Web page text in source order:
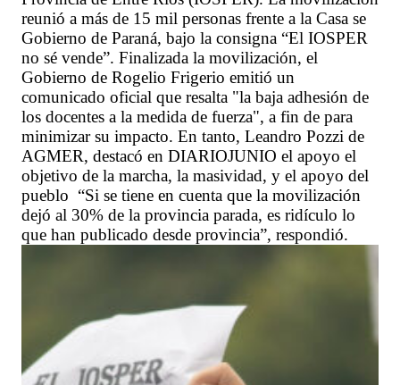
reunió a más de 15 mil personas frente a la Casa se
Gobierno de Paraná, bajo la consigna “El IOSPER
no sé vende”. Finalizada la movilización, el
Gobierno de Rogelio Frigerio emitió un
comunicado oficial que resalta "la baja adhesión de
los docentes a la medida de fuerza", a fin de para
minimizar su impacto. En tanto, Leandro Pozzi de
AGMER, destacó en DIARIOJUNIO el apoyo el
objetivo de la marcha, la masividad, y el apoyo del
pueblo “Si se tiene en cuenta que la movilización
dejó al 30% de la provincia parada, es ridículo lo
que han publicado desde provincia”, respondió.